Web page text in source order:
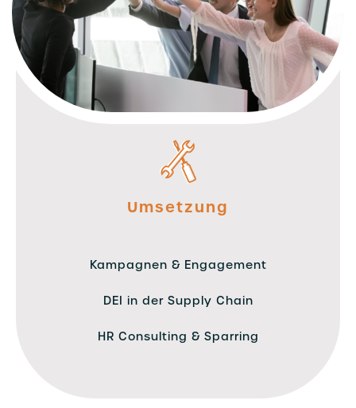
Umsetzung
Kampagnen & Engagement
DEI in der Supply Chain
HR Consulting & Sparring